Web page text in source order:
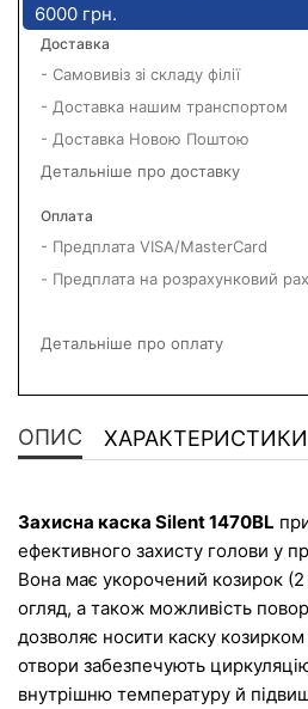
6000 грн.
Доставка
- Самовивіз зі складу філії
- Доставка нашим транспортом
- Доставка Новою Поштою
Детальніше про доставку
Оплата
- Предплата VISA/MasterCard
- Предплата на розрахунковий
Детальніше про оплату
ОПИС ХАРАКТЕРИСТИКИ
Захисна каска Silent 1470BL
ефективного захисту голови у
Вона має укорочений козирок
огляд, а також можливість
дозволяє носити каску козирком
отвори забезпечують
внутрішню температуру й